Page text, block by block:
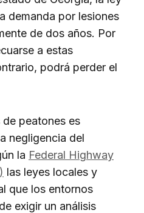
demanda por lesiones
de dos años. Por
a estas
podrá perder el
peatones es
negligencia del
la Federal Highway
las leyes locales y
que los entornos
exigir un análisis